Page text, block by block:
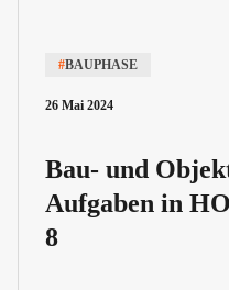
#BAUPHASE
26 Mai 2024
Bau- und
Aufgaben in
8